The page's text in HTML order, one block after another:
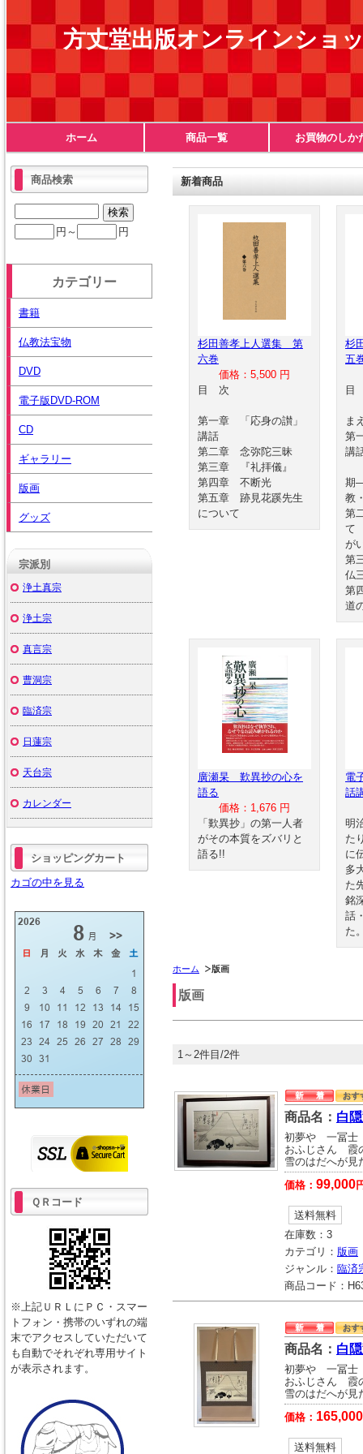
方丈堂出版オンラインショ
ホーム 商品一覧 お買物のしか
新着商品
杉田善孝上人選集 第
六巻
価格：5,500 円
目 次
第一章 「応身の讃」
講話
第二章 念弥陀三昧
第三章 『礼拝儀』
第四章 不断光
第五章 跡見花蹊先生
について
杉
五
ま
第
講
期
教
第
て
が
第
仏
第
道
廣瀬杲 歎異抄の心を
語る
価格：1,676 円
「歎異抄」の第一人者
がその本質をズバリと
語る!!
電
話
明
た
に
多
た
銘
話
た
ホーム 版画
版画
1～2件目/2件
商品名： 白
初夢や 一冨
おふじさん 霞
雪のはだへが
価格： 99,000
送料無料
在庫数： 3
カテゴリ： 版画
ジャンル： 臨済
商品コード：
商品名： 白
初夢や 一冨
おふじさん 霞
雪のはだへが
価格： 165,000
送料無料
商品検索
円～ 円
カテゴリー
書籍
仏教法宝物
DVD
電子版DVD-ROM
CD
ギャラリー
版画
グッズ
宗派別
浄土真宗
浄土宗
真言宗
曹洞宗
臨済宗
日蓮宗
天台宗
カレンダー
ショッピングカート
カゴの中を見る
ＱＲコード
※上記ＵＲＬにＰＣ・スマー
トフォン・携帯のいずれの端
末でアクセスしていただいて
も自動でそれぞれ専用サイト
が表示されます。